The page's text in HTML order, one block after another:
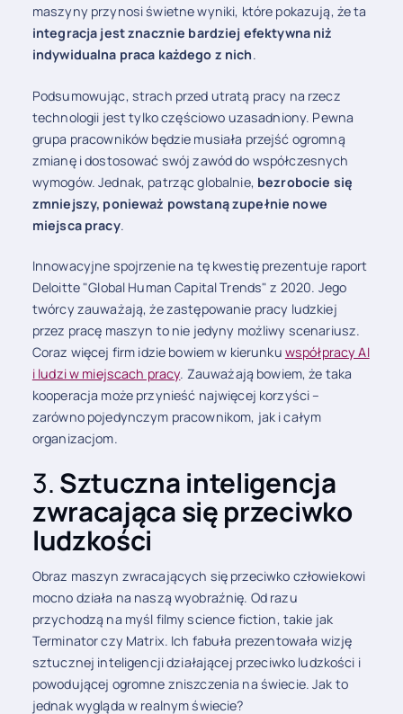
maszyny przynosi świetne wyniki, które pokazują, że ta
integracja jest znacznie bardziej efektywna niż
indywidualna praca każdego z nich.
Podsumowując, strach przed utratą pracy na rzecz
technologii jest tylko częściowo uzasadniony. Pewna
grupa pracowników będzie musiała przejść ogromną
zmianę i dostosować swój zawód do współczesnych
wymogów. Jednak, patrząc globalnie, bezrobocie się
zmniejszy, ponieważ powstaną zupełnie nowe
miejsca pracy.
Innowacyjne spojrzenie na tę kwestię prezentuje raport
Deloitte "Global Human Capital Trends" z 2020. Jego
twórcy zauważają, że zastępowanie pracy ludzkiej
przez pracę maszyn to nie jedyny możliwy scenariusz.
Coraz więcej firm idzie bowiem w kierunku współpracy AI
i ludzi w miejscach pracy. Zauważają bowiem, że taka
kooperacja może przynieść najwięcej korzyści –
zarówno pojedynczym pracownikom, jak i całym
organizacjom.
3.Sztuczna inteligencja
zwracająca się przeciwko
ludzkości
Obraz maszyn zwracających się przeciwko człowiekowi
mocno działa na naszą wyobraźnię. Od razu
przychodzą na myśl filmy science fiction, takie jak
Terminator czy Matrix. Ich fabuła prezentowała wizję
sztucznej inteligencji działającej przeciwko ludzkości i
powodującej ogromne zniszczenia na świecie. Jak to
jednak wygląda w realnym świecie?